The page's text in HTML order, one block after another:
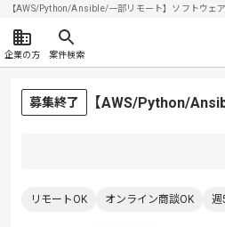
【AWS/Python/Ansible/一部リモート】ソフトウ
企業の方 案件検索
募集終了 【AWS/Python/
リモートOK オンライン商談OK 週